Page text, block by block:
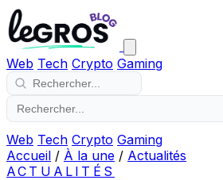
Web Tech Crypto Gaming
Web Tech Crypto Gaming
Accueil / À la une / Actualités
ACTUALITÉS